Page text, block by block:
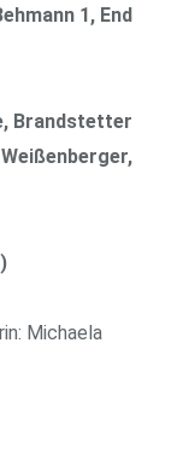
1, End
Brandstetter
Michaela